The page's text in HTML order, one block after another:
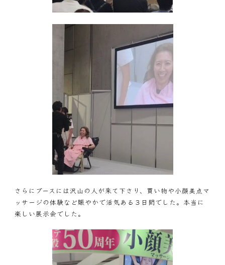
さらにブースには沢山の人が来て下さり、買い物や小顔美点マ
ッサージの体験など賑やかで活気ある３日間でした。本当に
楽しい展示会でした。